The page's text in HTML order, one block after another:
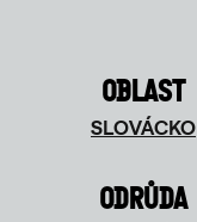
OBLAST
SLOVÁCKO
ODRŮDA